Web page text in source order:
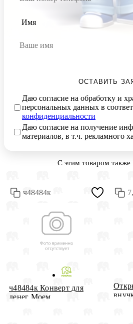
Имя
ОСТАВИТЬ
Даю согласие на обработку и
персональных данных в
конфиденциальности
Даю согласие на получение
материалов, в т.ч. рекламного
С этим товаром также
ч48484к
ч48484к Конверт для
денег Моем...